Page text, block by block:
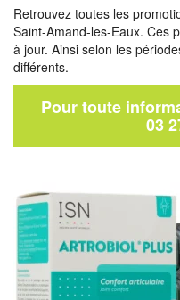
Retrouvez toutes les
Saint-Amand-les-Eaux. Ces
à jour. Ainsi selon les
différents.
Pour toute
03